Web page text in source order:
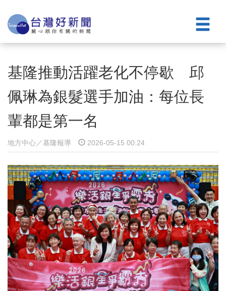
基隆推動活躍老化不停歇 邱
佩琳為銀髮選手加油：每位長
輩都是第一名
地方中心／基隆報導 2026-05-15 00:24